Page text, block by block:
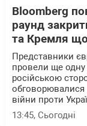
Bloomberg
раунд
та Кремля
Представники
провели ще одну
російською
війни проти
13:45, Сьогодні